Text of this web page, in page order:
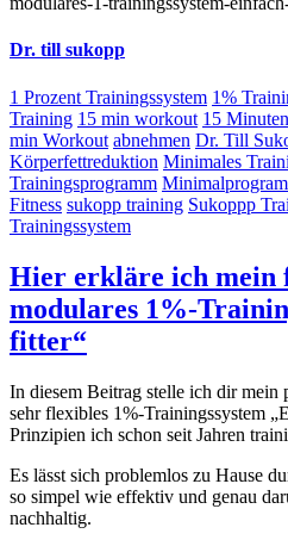
Dr. till sukopp
1 Prozent Trainingssystem 1%
Training 15 min workout 15
min Workout abnehmen Dr. Till
Körperfettreduktion Minimales
Trainingsprogramm
Fitness sukopp training Sukoppp
Trainingssystem
Hier erkläre ich mein
modulares 1%-
fitter“
In diesem Beitrag stelle ich dir mein
sehr flexibles 1%-Trainingssystem
Prinzipien ich schon seit Jahren
Es lässt sich problemlos zu Hause
so simpel wie effektiv und genau
nachhaltig.